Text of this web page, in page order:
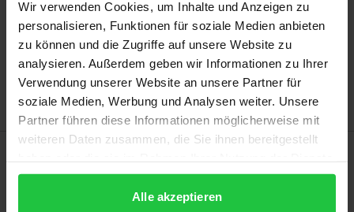
Wir verwenden Cookies, um Inhalte und Anzeigen zu
personalisieren, Funktionen für soziale Medien anbieten
zu können und die Zugriffe auf unsere Website zu
analysieren. Außerdem geben wir Informationen zu Ihrer
Verwendung unserer Website an unsere Partner für
soziale Medien, Werbung und Analysen weiter. Unsere
Partner führen diese Informationen möglicherweise mit
weiteren Daten zusammen, die Sie ihnen bereitgestellt
gesammelt haben.
Alle akzeptieren
Add to Cart
Add to Wish List
Delivery cost notice
State-owned enterprises (SOEs) operating under